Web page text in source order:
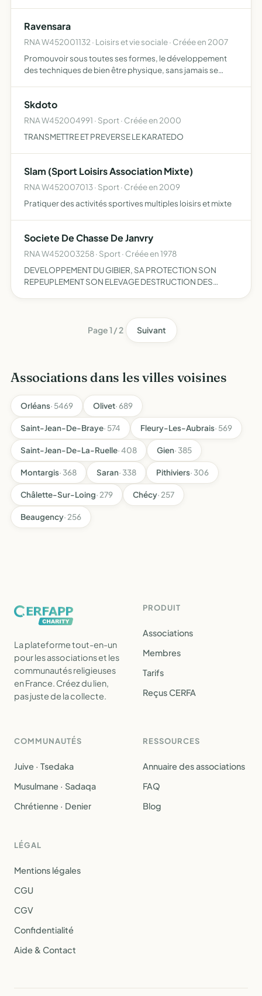
Ravensara
RNA W452001132 · Loisirs et vie sociale · Créée en 2007
Promouvoir sous toutes ses formes, le développement
des techniques de bien être physique, sans jamais se
Skdoto
RNA W452004991 · Sport · Créée en 2000
TRANSMETTRE ET PREVERSE LE KARATEDO
Slam (Sport Loisirs Association Mixte)
RNA W452007013 · Sport · Créée en 2009
Pratiquer des activités sportives multiples loisirs et mixte
Societe De Chasse De Janvry
RNA W452003258 · Sport · Créée en 1978
DEVELOPPEMENT DU GIBIER, SA PROTECTION SON
REPEUPLEMENT SON ELEVAGE DESTRUCTION DES
Page 1 / 2 Suivant
Associations dans les villes voisines
Orléans· 5469 Olivet· 689
Saint-Jean-De-Braye· 574 Fleury-Les-Aubrais· 569
Saint-Jean-De-La-Ruelle· 408 Gien· 385
Montargis· 368 Saran· 338 Pithiviers· 306
Châlette-Sur-Loing· 279 Chécy· 257
Beaugency· 256
La plateforme tout-en-un
pour les associations et les
communautés religieuses
en France. Créez du lien,
pas juste de la collecte.
PRODUIT
Associations
Membres
Tarifs
Reçus CERFA
COMMUNAUTÉS
Juive · Tsedaka
Musulmane · Sadaqa
Chrétienne · Denier
RESSOURCES
Annuaire des associations
FAQ
Blog
LÉGAL
Mentions légales
CGU
CGV
Confidentialité
Aide & Contact